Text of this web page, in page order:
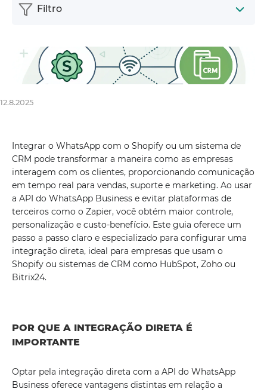
12.8.2025
Integrar o WhatsApp com o Shopify ou um sistema de
CRM pode transformar a maneira como as empresas
interagem com os clientes, proporcionando comunicação
em tempo real para vendas, suporte e marketing. Ao usar
a API do WhatsApp Business e evitar plataformas de
terceiros como o Zapier, você obtém maior controle,
personalização e custo-benefício. Este guia oferece um
passo a passo claro e especializado para configurar uma
integração direta, ideal para empresas que usam o
Shopify ou sistemas de CRM como HubSpot, Zoho ou
Bitrix24.
POR QUE A INTEGRAÇÃO DIRETA É
IMPORTANTE
Optar pela integração direta com a API do WhatsApp
Business oferece vantagens distintas em relação a
Filtro